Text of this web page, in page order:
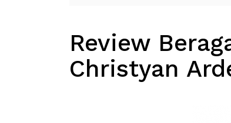
Review
Christyan
Search
for: